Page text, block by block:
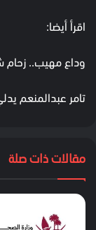
اقرأ أيضا:
وداع مهيب.. زحام
تامر عبدالمنعم
مقالات ذات صلة